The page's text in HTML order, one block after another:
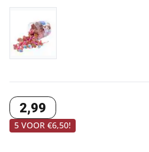
2,99
5 VOOR €6,50!